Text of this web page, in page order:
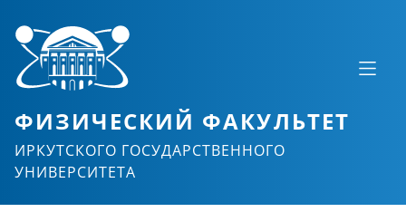
ФИЗИЧЕСКИЙ ФАКУЛЬТЕТ
ИРКУТСКОГО ГОСУДАРСТВЕННОГО
УНИВЕРСИТЕТА